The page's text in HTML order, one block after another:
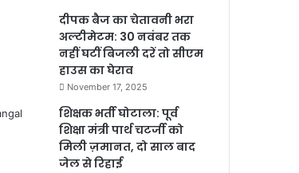
दीपक बैज का चेतावनी भरा
अल्टीमेटम: 30 नवंबर तक
नहीं घटीं बिजली दरें तो सीएम
हाउस का घेराव
November 17, 2025
शिक्षक भर्ती घोटाला: पूर्व
शिक्षा मंत्री पार्थ चटर्जी को
मिली ज़मानत, दो साल बाद
जेल से रिहाई